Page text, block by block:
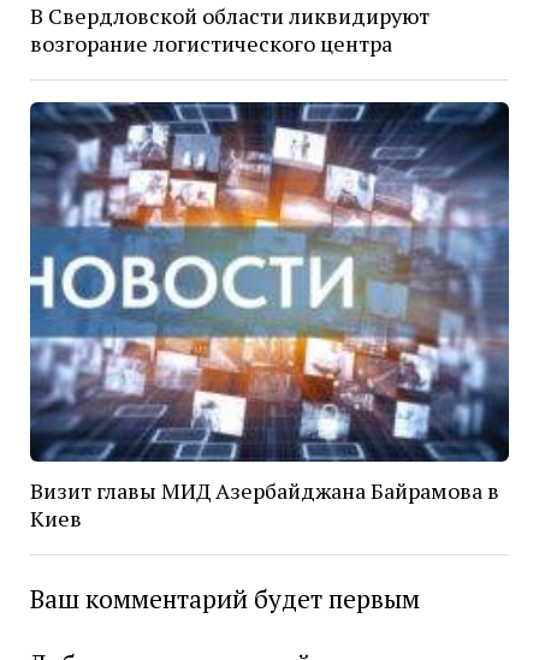
В Свердловской области ликвидируют
возгорание логистического центра
Визит главы МИД Азербайджана Байрамова в
Киев
Ваш комментарий будет первым